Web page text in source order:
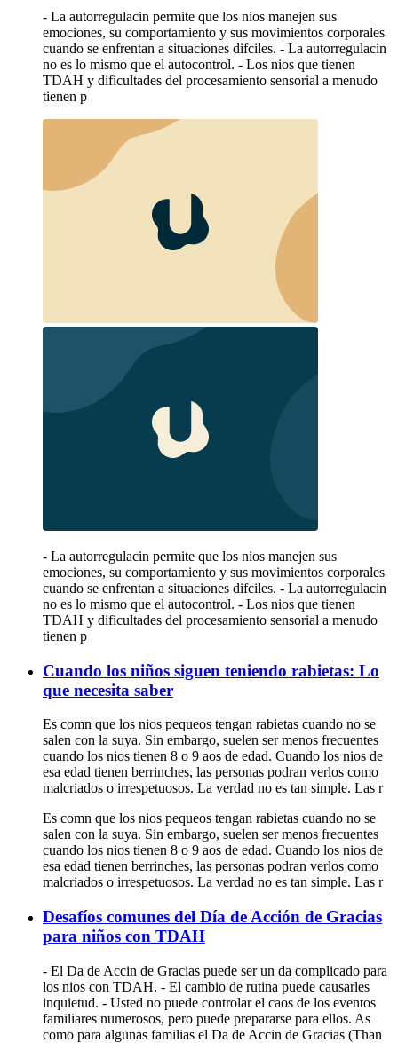
- La autorregulacin permite que los nios manejen sus
emociones, su comportamiento y sus movimientos corporales
cuando se enfrentan a situaciones difciles. - La autorregulacin
no es lo mismo que el autocontrol. - Los nios que tienen
TDAH y dificultades del procesamiento sensorial a menudo
tienen p
- La autorregulacin permite que los nios manejen sus
emociones, su comportamiento y sus movimientos corporales
cuando se enfrentan a situaciones difciles. - La autorregulacin
no es lo mismo que el autocontrol. - Los nios que tienen
TDAH y dificultades del procesamiento sensorial a menudo
tienen p
Cuando los niños siguen teniendo rabietas: Lo
que necesita saber
Es comn que los nios pequeos tengan rabietas cuando no se
salen con la suya. Sin embargo, suelen ser menos frecuentes
cuando los nios tienen 8 o 9 aos de edad. Cuando los nios de
esa edad tienen berrinches, las personas podran verlos como
malcriados o irrespetuosos. La verdad no es tan simple. Las r
Es comn que los nios pequeos tengan rabietas cuando no se
salen con la suya. Sin embargo, suelen ser menos frecuentes
cuando los nios tienen 8 o 9 aos de edad. Cuando los nios de
esa edad tienen berrinches, las personas podran verlos como
malcriados o irrespetuosos. La verdad no es tan simple. Las r
Desafíos comunes del Día de Acción de Gracias
para niños con TDAH
- El Da de Accin de Gracias puede ser un da complicado para
los nios con TDAH. - El cambio de rutina puede causarles
inquietud. - Usted no puede controlar el caos de los eventos
familiares numerosos, pero puede prepararse para ellos. As
como para algunas familias el Da de Accin de Gracias (Than